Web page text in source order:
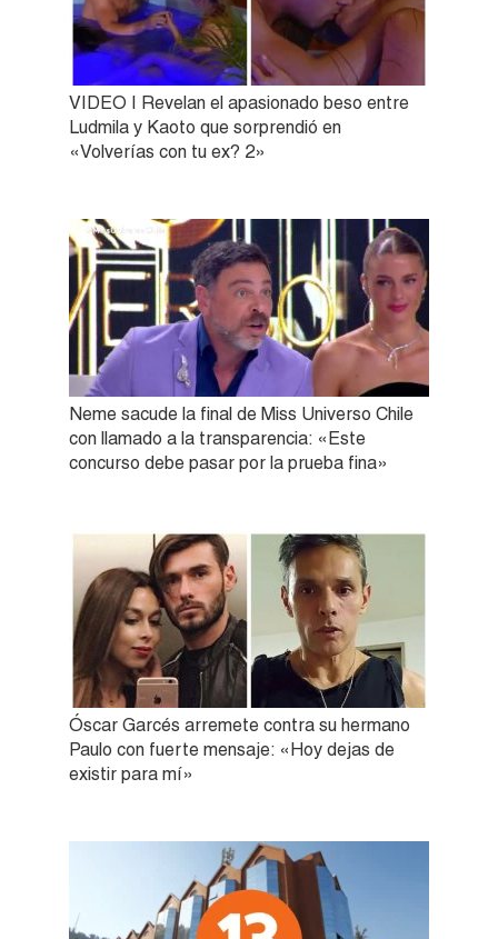
VIDEO | Revelan el apasionado beso entre
Ludmila y Kaoto que sorprendió en
«Volverías con tu ex? 2»
Neme sacude la final de Miss Universo Chile
con llamado a la transparencia: «Este
concurso debe pasar por la prueba fina»
Óscar Garcés arremete contra su hermano
Paulo con fuerte mensaje: «Hoy dejas de
existir para mí»